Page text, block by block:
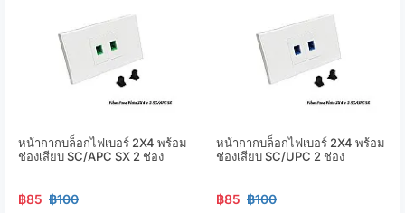
หน้ากากบล็อกไฟเบอร์ 2X4 พร้อม
ช่องเสียบ SC/APC SX 2 ช่อง
฿85 ฿100
หน้ากากบล็อกไฟเบอร์ 2X4 พร้อม
ช่องเสียบ SC/UPC 2 ช่อง
฿85 ฿100